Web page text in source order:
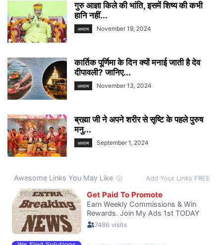
गुरु आज्ञा किले की भांति, इसमें शिष्य की कभी
हानि नहीं...
अध्यात्म November 19, 2024
कार्तिक पूर्णिमा के दिन क्यों मनाई जाती है देव
दीपावली? जानिए...
अध्यात्म November 13, 2024
ब्रह्मा जी ने अपने शरीर से सृष्टि के पहले पुरुष
मनु...
अध्यात्म September 1, 2024